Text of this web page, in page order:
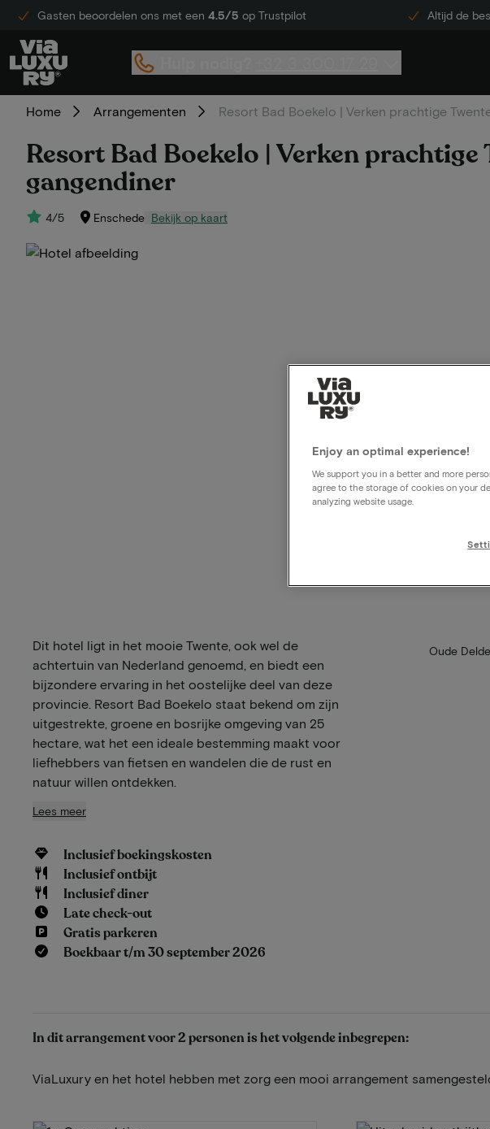
Gasten beoordelen ons met een 4.5/5 op Trustpilot Altijd de
Home Arrangementen Resort Bad Boekelo | Verken prachtige
Resort Bad Boekelo | Verken
gangendiner
4/5 Enschede Bekijk op kaart
Dit hotel ligt in het mooie Twente, ook wel de
achtertuin van Nederland genoemd, en biedt een
bijzondere ervaring in het oostelijke deel van deze
provincie. Resort Bad Boekelo staat bekend om zijn
uitgestrekte, groene en bosrijke omgeving van 25
hectare, wat het een ideale bestemming maakt voor
liefhebbers van fietsen en wandelen die de rust en
natuur willen ontdekken.
Lees meer
Inclusief boekingskosten
Inclusief ontbijt
Inclusief diner
Late check-out
Gratis parkeren
Boekbaar t/m 30 september 2026
Oude
In dit arrangement voor 2 personen is het volgende inbegrepen:
ViaLuxury en het hotel hebben met zorg een mooi arrangement
Enjoy an optimal experience!
We support you in a better and more
agree to the storage of cookies on your
analyzing website usage.